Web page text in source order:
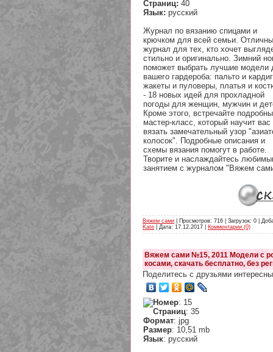
Страниц: 40
Язык: русский
Журнал по вязанию спицами и
крючком для всей семьи.
журнал для тех, кто хочет
стильно и оригинально. Зимний
поможет выбрать лучшие модели
вашего гардероба: пальто и
жакеты и пуловеры, платья и
- 18 новых идей для прохладной
погоды для женщин, мужчин и
Кроме этого, встречайте
мастер-класс, который научит вас
вязать замечательный узор
колосок". Подробные описания и
схемы вязания помогут в работе.
Творите и наслаждайтесь
занятием с журналом "Вяжем
Вяжем сами | Просмотров: 716 | Загрузок: 0 |
Kate | Дата: 17.12.2017 Комментарии (0)
Вяжем сами №15, 2011 Модели с
косами, скачать бесплатно, без
Поделитесь с друзьями
Номер: 15
Страниц: 35
Формат: jpg
Размер: 10,51 mb
Язык: русский